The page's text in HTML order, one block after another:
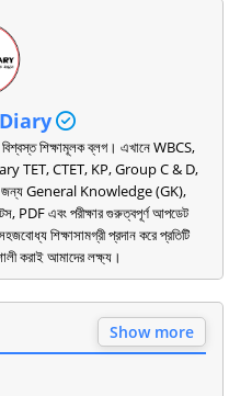
শিক্ষামূলক ব্লগ। এখানে WBCS,
TET, CTET, KP, Group C & D,
জন্য General Knowledge (GK),
এবং পরীক্ষার গুরুত্বপূর্ণ আপডেট
শিক্ষাসামগ্রী প্রদান করে প্রতিটি
করাই আমাদের লক্ষ্য।
Show more